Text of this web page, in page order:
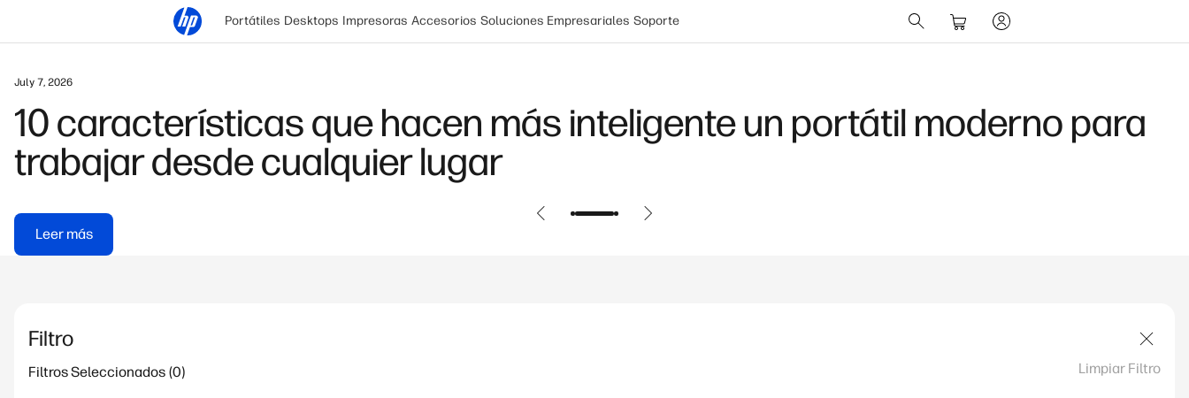
Portátiles Desktops Impresoras Accesorios Soluciones Empresariales Soporte
August 15, 2026
Aceleradores de hardware para IA: NPU, TPU, GPU y más
Leer más
Filtro
Filtros Seleccionados Limpiar Filtro